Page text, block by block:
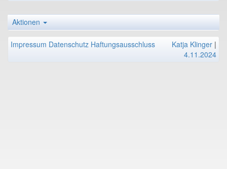
Aktionen
Impressum Datenschutz Haftungsausschluss Katja Klinger |
4.11.2024